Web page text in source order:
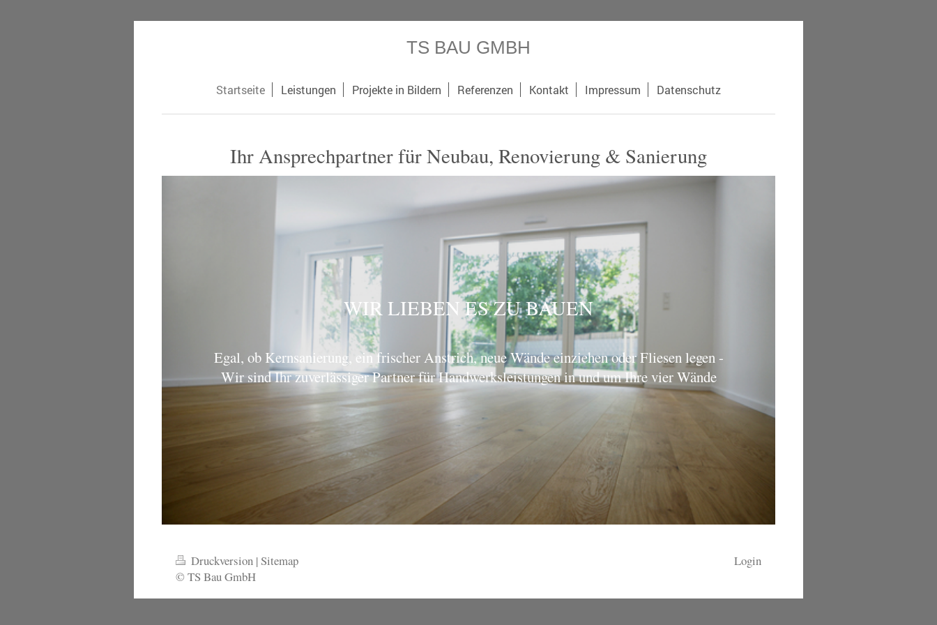
TS BAU GMBH
Startseite Leistungen Projekte in Bildern Referenzen Kontakt Impressum Datenschutz
Ihr Ansprechpartner für Neubau, Renovierung & Sanierung
WIR LIEBEN ES ZU BAUEN
Egal, ob Kernsanierung, ein frischer Anstrich, neue Wände einziehen oder Fliesen legen -
Wir sind Ihr zuverlässiger Partner für Handwerksleistungen in und um Ihre vier Wände
Druckversion | Sitemap
© TS Bau GmbH
Login